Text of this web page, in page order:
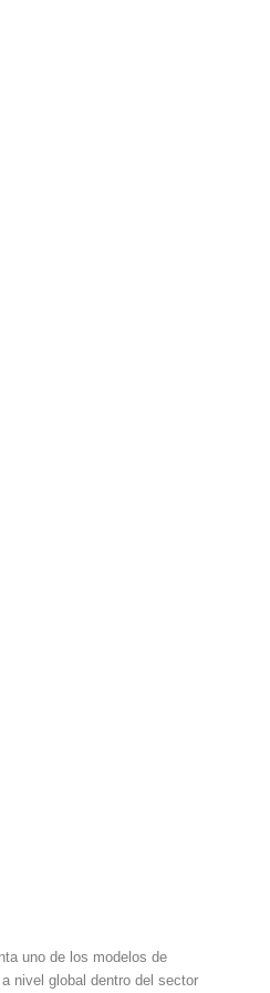
uno de los modelos de
nivel global dentro del sector